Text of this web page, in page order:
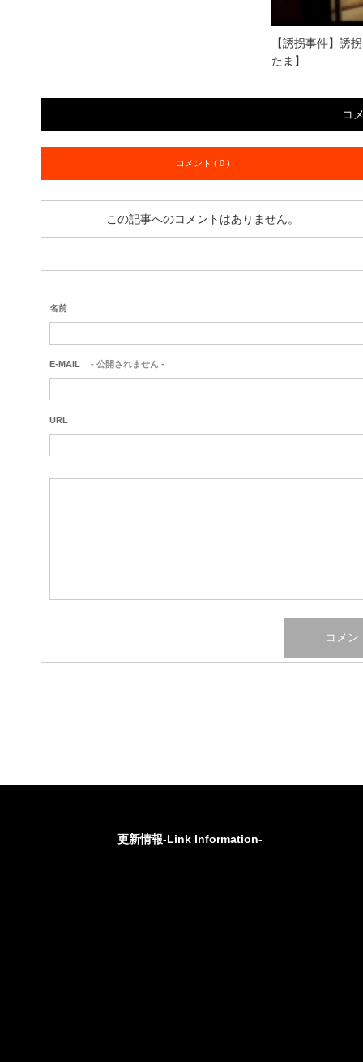
【誘拐事件】誘
たま】
コ
コメント ( 0 )
この記事へのコメントはありません。
名前
E-MAIL - 公開されません -
URL
更新情報-Link Information-